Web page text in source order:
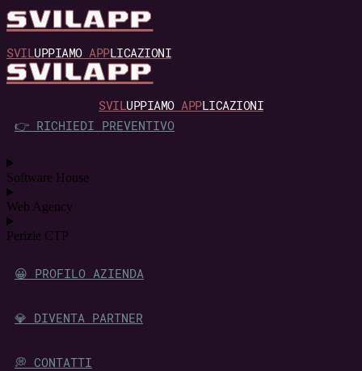
SVILAPP
SVILUPPIAMO APPLICAZIONI
SVILAPP
SVILUPPIAMO APPLICAZIONI
👉 RICHIEDI PREVENTIVO
Software House
Web Agency
Perizie CTP
😀 PROFILO AZIENDA
💎 DIVENTA PARTNER
💭 CONTATTI